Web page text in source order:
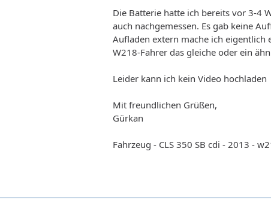
Die Batterie hatte ich bereits vor 3-4
auch nachgemessen. Es gab keine
Aufladen extern mache ich eigentlich
W218-Fahrer das gleiche oder ein
Leider kann ich kein Video hochladen
Mit freundlichen Grüßen,
Gürkan
Fahrzeug - CLS 350 SB cdi - 2013 -